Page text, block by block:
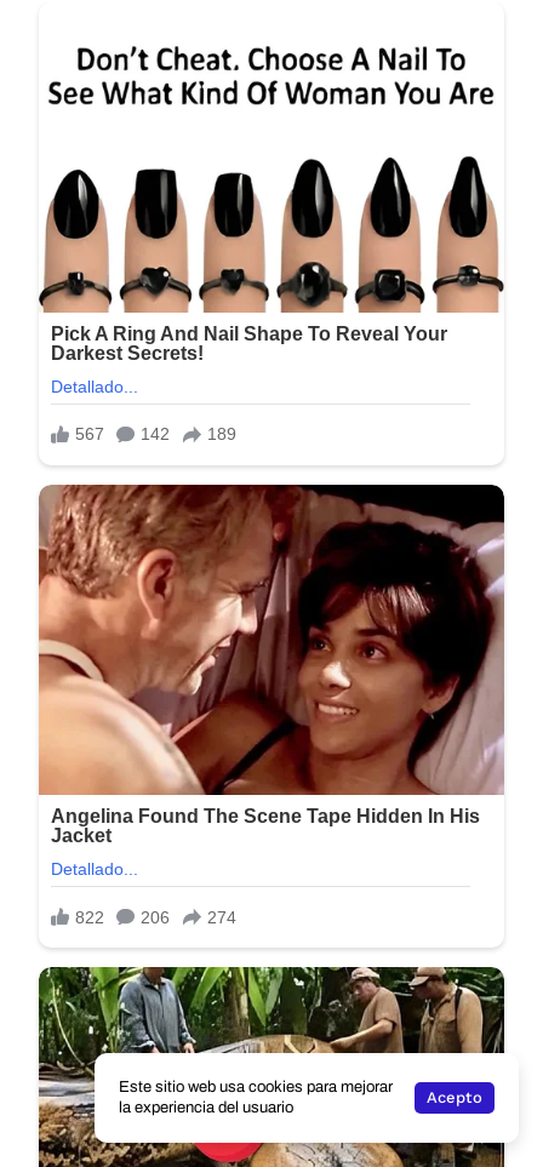
Este sitio web usa cookies para mejorar
la experiencia del usuario
Acepto